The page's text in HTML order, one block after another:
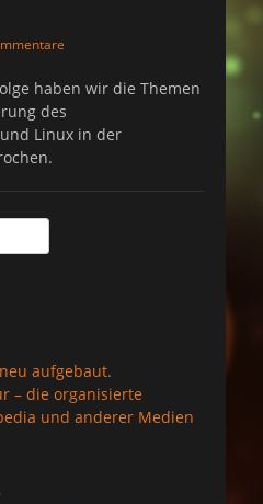
haben wir die Themen
des
Linux in der
aufgebaut.
– die organisierte
und anderer Medien